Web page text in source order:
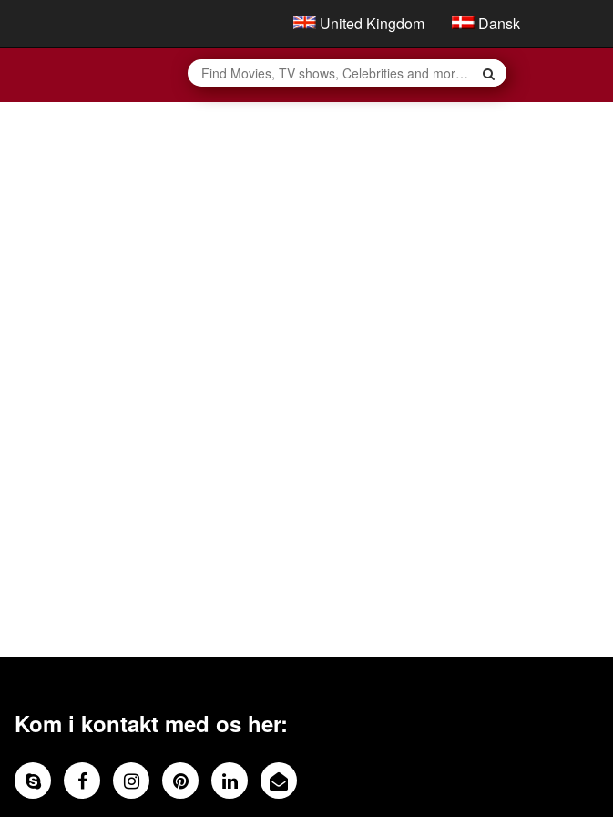
United Kingdom Dansk
Kom i kontakt med os her: